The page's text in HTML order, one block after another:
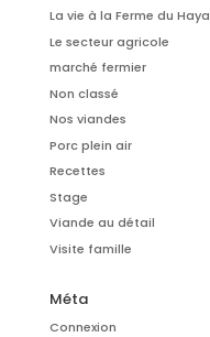
La vie à la Ferme du Haya
Le secteur agricole
marché fermier
Non classé
Nos viandes
Porc plein air
Recettes
Stage
Viande au détail
Visite famille
Méta
Connexion